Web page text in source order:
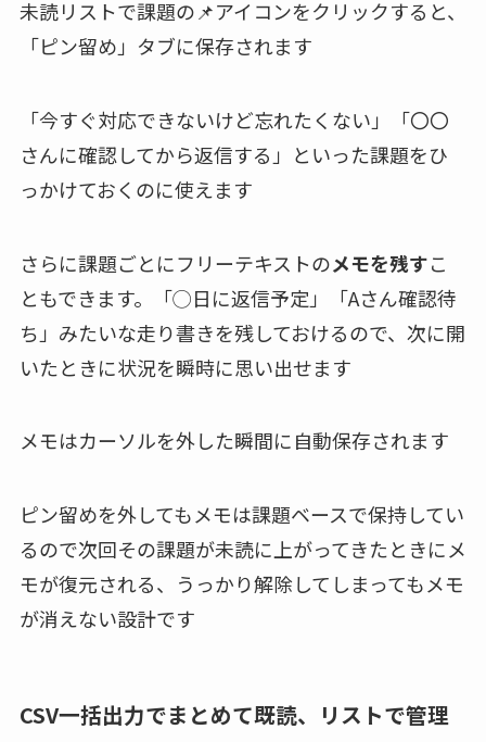
未読リストで課題の📌アイコンをクリックすると、
「ピン留め」タブに保存されます
「今すぐ対応できないけど忘れたくない」「〇〇
さんに確認してから返信する」といった課題をひ
っかけておくのに使えます
さらに課題ごとにフリーテキストのメモを残すこ
ともできます。「◯日に返信予定」「Aさん確認待
ち」みたいな走り書きを残しておけるので、次に開
いたときに状況を瞬時に思い出せます
メモはカーソルを外した瞬間に自動保存されます
ピン留めを外してもメモは課題ベースで保持してい
るので次回その課題が未読に上がってきたときにメ
モが復元される、うっかり解除してしまってもメモ
が消えない設計です
CSV一括出力でまとめて既読、リストで管理